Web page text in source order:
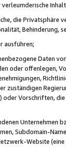
die Privatsphäre
Behinderung,
ausführen;
Daten
oder offenlegen,
zuständigen
Vorschriften,
Unternehmen
Subdomain-
Website